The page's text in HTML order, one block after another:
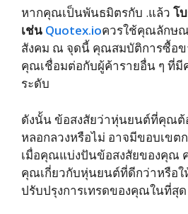
หากคุณเป็นพันธมิตรกับ .แล้ว โ
เช่น Quotex.ioควรใช้คุณลักษ
สังคม ณ จุดนี้ คุณสมบัติการซื้อข
คุณเชื่อมต่อกับผู้ค้ารายอื่น ๆ ที่
ระดับ
ดังนั้น ข้อสงสัยว่าหุ่นยนต์ที่คุณต้
หลอกลวงหรือไม่ อาจมีขอบเขต
เมื่อคุณแบ่งปันข้อสงสัยของคุณ
คุณเกี่ยวกับหุ่นยนต์ที่ดีกว่าหรือ
ปรับปรุงการเทรดของคุณในที่สุด